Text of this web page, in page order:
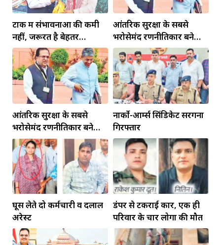
टोंक में संभावनाओं की कमी
नहीं, जरूरत है बेहतर
इंफ्रास्ट्रक्चर की
आंतरिक सुरक्षा के सबसे
भरोसेमंद रणनीतिकार बने
रहेंगे गोविंद मोहन
आंतरिक सुरक्षा के सबसे
भरोसेमंद रणनीतिकार बने
रहेंगे गोविंद मोहन
नार्को-आर्म्स सिंडिकेट सरगना
गिरफ्तार
घूस लेते दो कर्मचारी व दलाल
अरेस्ट
डंपर से टकराई कार, एक ही
परिवार के चार लोगों की मौत